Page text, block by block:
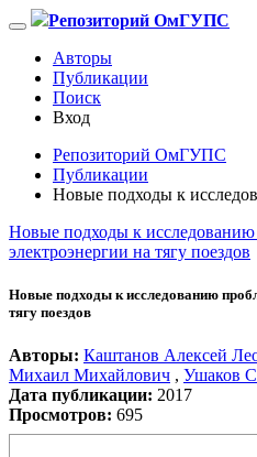
Репозиторий ОмГУПС
Авторы
Публикации
Поиск
Вход
Репозиторий ОмГУПС
Публикации
Новые подходы к
Новые подходы к исследованию
электроэнергии на тягу поездов
Новые подходы к исследованию
тягу поездов
Авторы: Каштанов Алексей
Михаил Михайлович , Ушаков
Дата публикации: 2017
Просмотров: 695